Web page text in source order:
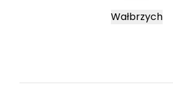
Wałbrzych